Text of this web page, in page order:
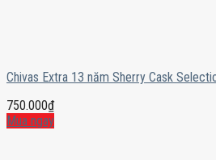
Chivas Extra 13 năm Sherry Cask
750.000₫
Mua ngay